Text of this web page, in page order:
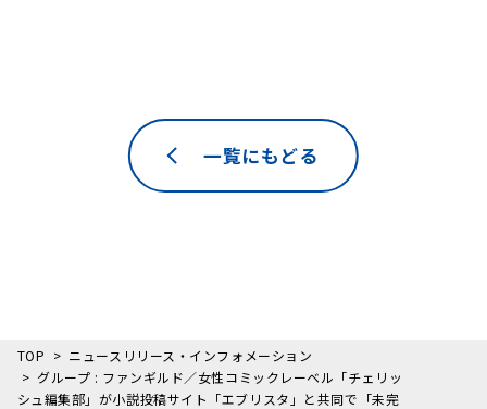
一覧にもどる
TOP
ニュースリリース・インフォメーション
グループ : ファンギルド／⼥性コミックレーベル「チェリッ
シュ編集部」が⼩説投稿サイト「エブリスタ」と共同で「未完